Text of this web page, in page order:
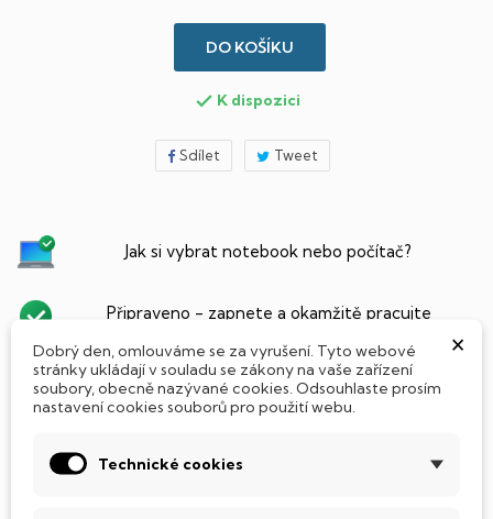
DO KOŠÍKU
 K dispozici
Sdílet Tweet
Jak si vybrat notebook nebo počítač?
Připraveno - zapnete a okamžitě pracujte
Přidat Microsoft Office Plus ➡️ 499,-
POPIS PARAMETRY PRODUKTU
×
Dobrý den, omlouváme se za vyrušení. Tyto webové
stránky ukládají v souladu se zákony na vaše zařízení
soubory, obecně nazývané cookies. Odsouhlaste prosím
nastavení cookies souborů pro použití webu.
Technické cookies